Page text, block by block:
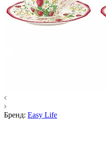
Бренд: Easy Life